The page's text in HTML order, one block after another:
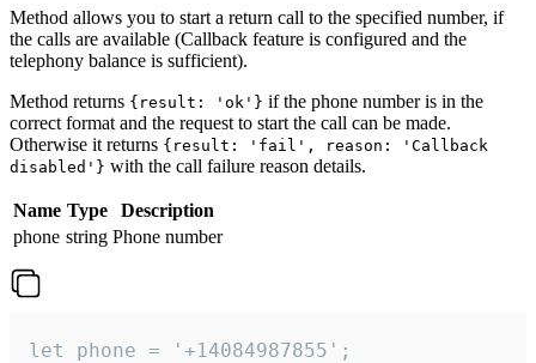
Method allows you to start a return call to the specified number, if
the calls are available (Callback feature is configured and the
telephony balance is sufficient).
Method returns {result: 'ok'} if the phone number is in the
correct format and the request to start the call can be made.
Otherwise it returns {result: 'fail', reason: 'Callback
disabled'} with the call failure reason details.
Name Type
Description
phone string Phone number
let phone = '+14084987855';